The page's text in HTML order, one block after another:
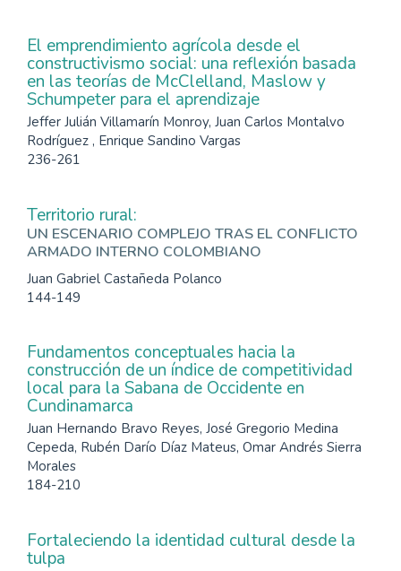
El emprendimiento agrícola desde el
constructivismo social: una reflexión basada
en las teorías de McClelland, Maslow y
Schumpeter para el aprendizaje
Jeffer Julián Villamarín Monroy, Juan Carlos Montalvo
Rodríguez , Enrique Sandino Vargas
236-261
Territorio rural:
UN ESCENARIO COMPLEJO TRAS EL CONFLICTO
ARMADO INTERNO COLOMBIANO
Juan Gabriel Castañeda Polanco
144-149
Fundamentos conceptuales hacia la
construcción de un índice de competitividad
local para la Sabana de Occidente en
Cundinamarca
Juan Hernando Bravo Reyes, José Gregorio Medina
Cepeda, Rubén Darío Díaz Mateus, Omar Andrés Sierra
Morales
184-210
Fortaleciendo la identidad cultural desde la
tulpa